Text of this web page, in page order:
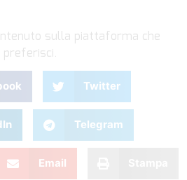
sulla piattaforma che
preferisci.
Twitter
Telegram
Email